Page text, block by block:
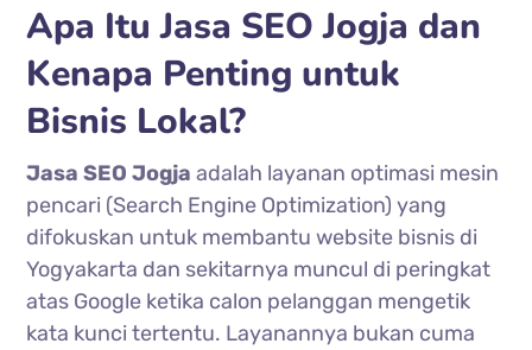
Apa Itu Jasa SEO Jogja dan
Kenapa Penting untuk
Bisnis Lokal?
Jasa SEO Jogja adalah layanan optimasi mesin
pencari (Search Engine Optimization) yang
difokuskan untuk membantu website bisnis di
Yogyakarta dan sekitarnya muncul di peringkat
atas Google ketika calon pelanggan mengetik
kata kunci tertentu. Layanannya bukan cuma